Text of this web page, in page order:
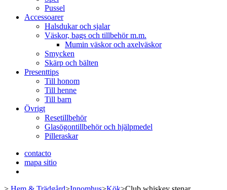
Pussel
Accessoarer
Halsdukar och sjalar
Väskor, bags och tillbehör m.m.
Mumin väskor och axelväskor
Smycken
Skärp och bälten
Presenttips
Till honom
Till henne
Till barn
Övrigt
Resetillbehör
Glasögontillbehör och hjälpmedel
Pilleraskar
contacto
mapa sitio